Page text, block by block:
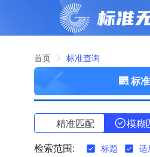
首页 标准查询
标
精准匹配 模糊
检索范围: 标题 适